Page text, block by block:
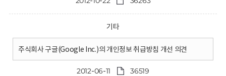
기타
주식회사 구글(Google Inc.)의 개인정보 취급방침 개선 의견
2012-06-11 36519